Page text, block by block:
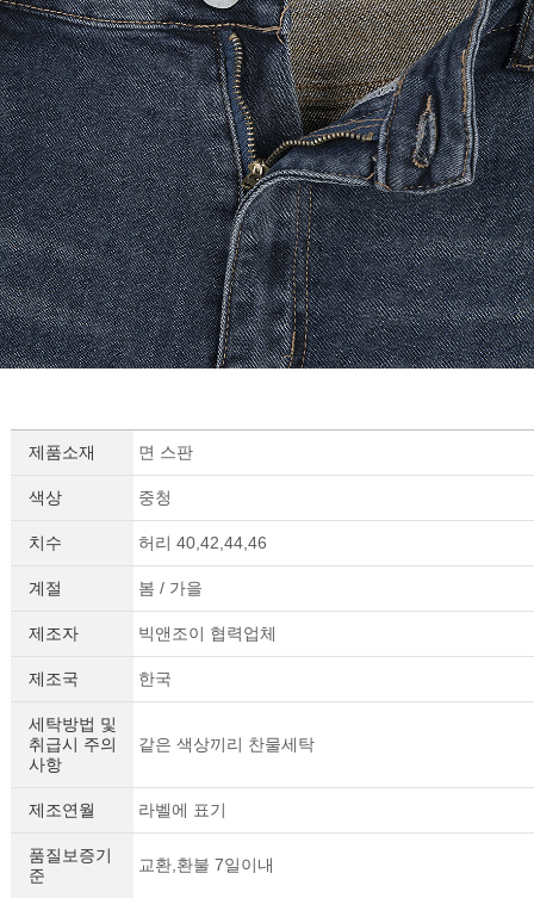
제품소재 면 스판
색상 중청
치수 허리 40,42,44,46
계절 봄 / 가을
제조자 빅앤조이 협력업체
제조국 한국
세탁방법 및
취급시 주의
사항
같은 색상끼리 찬물세탁
제조연월 라벨에 표기
품질보증기
준
교환,환불 7일이내